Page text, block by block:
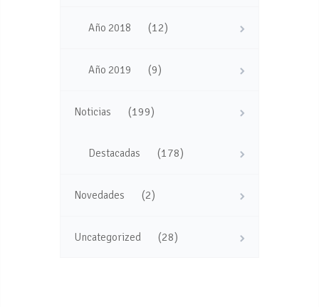
Año 2018 (12)
Año 2019 (9)
Noticias (199)
Destacadas (178)
Novedades (2)
Uncategorized (28)